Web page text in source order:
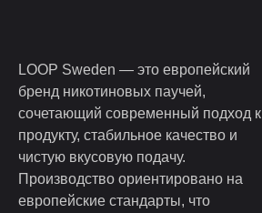
LOOP Sweden — это европейский
бренд никотиновых паучей,
сочетающий современный подход к
продукту, стабильное качество и
чистую вкусовую подачу.
Производство ориентировано на
европейские стандарты, что